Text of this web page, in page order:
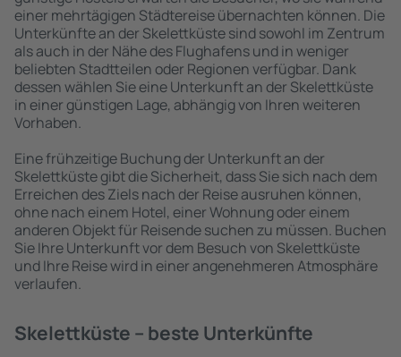
einer mehrtägigen Städtereise übernachten können. Die
Unterkünfte an der Skelettküste sind sowohl im Zentrum
als auch in der Nähe des Flughafens und in weniger
beliebten Stadtteilen oder Regionen verfügbar. Dank
dessen wählen Sie eine Unterkunft an der Skelettküste
in einer günstigen Lage, abhängig von Ihren weiteren
Vorhaben.
Eine frühzeitige Buchung der Unterkunft an der
Skelettküste gibt die Sicherheit, dass Sie sich nach dem
Erreichen des Ziels nach der Reise ausruhen können,
ohne nach einem Hotel, einer Wohnung oder einem
anderen Objekt für Reisende suchen zu müssen. Buchen
Sie Ihre Unterkunft vor dem Besuch von Skelettküste
und Ihre Reise wird in einer angenehmeren Atmosphäre
verlaufen.
Skelettküste – beste Unterkünfte